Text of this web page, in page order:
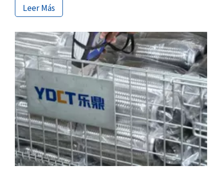
vehículos largos de sección media, estos tamaños
estándar garantizan la estabilidad de la instalación,
la absorción de vibraciones y un rendimiento
constante para el mantenimiento y el suministro a
gran escala.
Leer Más